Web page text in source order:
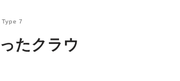
Type 7
たクラウ